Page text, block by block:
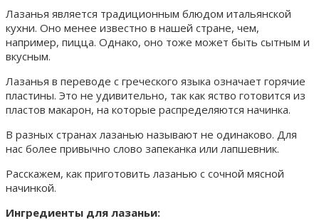
Лазанья является традиционным блюдом итальянской
кухни. Оно менее известно в нашей стране, чем,
например, пицца. Однако, оно тоже может быть сытным и
вкусным.
Лазанья в переводе с греческого языка означает горячие
пластины. Это не удивительно, так как яство готовится из
пластов макарон, на которые распределяются начинка.
В разных странах лазанью называют не одинаково. Для
нас более привычно слово запеканка или лапшевник.
Расскажем, как приготовить лазанью с сочной мясной
начинкой.
Ингредиенты для лазаньи: